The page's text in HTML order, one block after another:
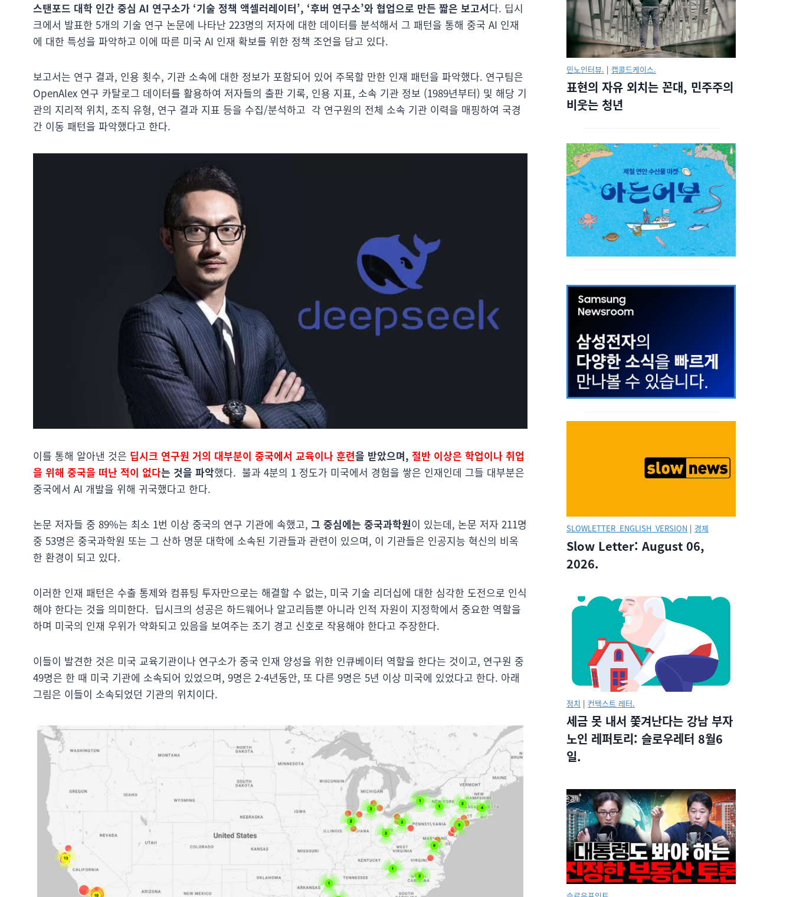
스탠포드 대학 인간 중심 AI 연구소가 ‘기술 정책 액셀러레이터’, ‘후버 연구소’와 협업으로 만든 짧은 보고서다. 딥시
크에서 발표한 5개의 기술 연구 논문에 나타난 223명의 저자에 대한 데이터를 분석해서 그 패턴을 통해 중국 AI 인재
에 대한 특성을 파악하고 이에 따른 미국 AI 인재 확보를 위한 정책 조언을 담고 있다.
보고서는 연구 결과, 인용 횟수, 기관 소속에 대한 정보가 포함되어 있어 주목할 만한 인재 패턴을 파악했다. 연구팀은
OpenAlex 연구 카탈로그 데이터를 활용하여 저자들의 출판 기록, 인용 지표, 소속 기관 정보 (1989년부터) 및 해당 기
관의 지리적 위치, 조직 유형, 연구 결과 지표 등을 수집/분석하고 각 연구원의 전체 소속 기관 이력을 매핑하여 국경
간 이동 패턴을 파악했다고 한다.
이를 통해 알아낸 것은 딥시크 연구원 거의 대부분이 중국에서 교육이나 훈련을 받았으며, 절반 이상은 학업이나 취업
을 위해 중국을 떠난 적이 없다는 것을 파악했다. 불과 4분의 1 정도가 미국에서 경험을 쌓은 인재인데 그들 대부분은
중국에서 AI 개발을 위해 귀국했다고 한다.
논문 저자들 중 89%는 최소 1번 이상 중국의 연구 기관에 속했고, 그 중심에는 중국과학원이 있는데, 논문 저자 211명
중 53명은 중국과학원 또는 그 산하 명문 대학에 소속된 기관들과 관련이 있으며, 이 기관들은 인공지능 혁신의 비옥
한 환경이 되고 있다.
이러한 인재 패턴은 수출 통제와 컴퓨팅 투자만으로는 해결할 수 없는, 미국 기술 리더십에 대한 심각한 도전으로 인식
해야 한다는 것을 의미한다. 딥시크의 성공은 하드웨어나 알고리듬뿐 아니라 인적 자원이 지정학에서 중요한 역할을
하며 미국의 인재 우위가 약화되고 있음을 보여주는 조기 경고 신호로 작용해야 한다고 주장한다.
이들이 발견한 것은 미국 교육기관이나 연구소가 중국 인재 양성을 위한 인큐베이터 역할을 한다는 것이고, 연구원 중
49명은 한 때 미국 기관에 소속되어 있었으며, 9명은 2-4년동안, 또 다른 9명은 5년 이상 미국에 있었다고 한다. 아래
그림은 이들이 소속되었던 기관의 위치이다.
민노인터뷰. | 캡콜드케이스.
표현의 자유 외치는 꼰대, 민주주의
비웃는 청년
SLOWLETTER_ENGLISH_VERSION | 경제
Slow Letter: August 06,
2026.
정치 | 컨텍스트 레터.
세금 못 내서 쫓겨난다는 강남 부자
노인 레퍼토리: 슬로우레터 8월6
일.